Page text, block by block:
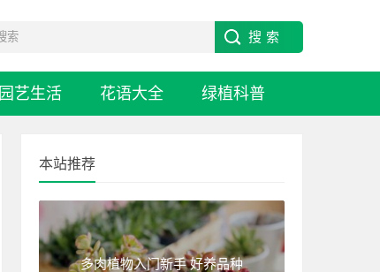
园艺生活 花语大全 绿植科普
本站推荐
多肉植物入门新手 好养品种